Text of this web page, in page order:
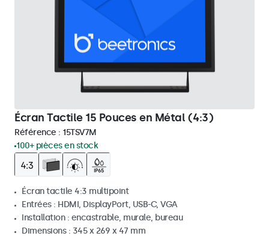
Écran Tactile 15 Pouces en Métal (4:3)
Référence : 15TSV7M
100+ pièces en stock
Écran tactile 4:3 multipoint
Entrées : HDMI, DisplayPort, USB-C, VGA
Installation : encastrable, murale, bureau
Dimensions : 345 x 269 x 47 mm